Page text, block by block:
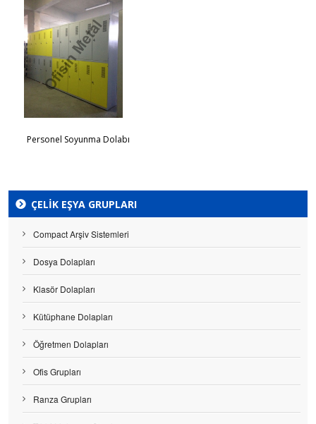
Personel Soyunma Dolabı
ÇELIK EŞYA GRUPLARI
Compact Arşiv Sistemleri
Dosya Dolapları
Klasör Dolapları
Kütüphane Dolapları
Öğretmen Dolapları
Ofis Grupları
Ranza Grupları